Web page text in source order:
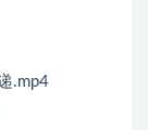
.mp4